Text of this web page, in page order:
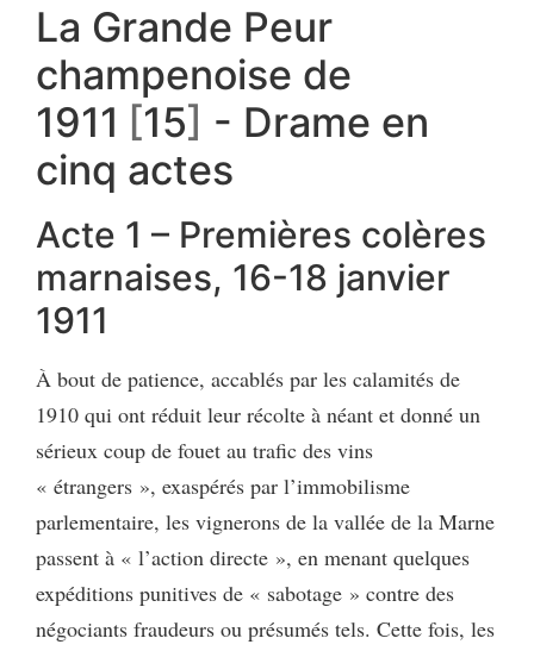
La Grande Peur
champenoise de
1911
15
- Drame en
cinq actes
Acte 1 – Premières colères
marnaises, 16-18 janvier
1911
À bout de patience, accablés par les calamités de
1910 qui ont réduit leur récolte à néant et donné un
sérieux coup de fouet au trafic des vins
« étrangers », exaspérés par l’immobilisme
parlementaire, les vignerons de la vallée de la Marne
passent à « l’action directe », en menant quelques
expéditions punitives de « sabotage » contre des
négociants fraudeurs ou présumés tels. Cette fois, les